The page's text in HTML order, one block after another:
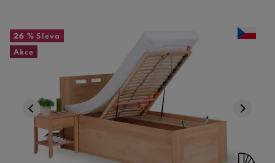
26 % Sleva
Akce